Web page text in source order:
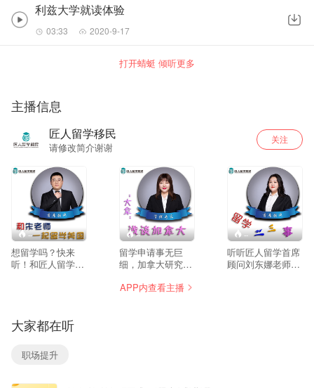
利兹大学就读体验
03:33 2020-9-17
打开蜻蜓 倾听更多
主播信息
匠人留学移民
请修改简介谢谢
关注
--
想留学吗？快来
听！和匠人留学首
--
留学申请事无巨
细，加拿大研究生
需要长期规划的事
--
听听匠人留学首席
顾问刘东娜老师为
APP内查看主播
大家都在听
职场提升